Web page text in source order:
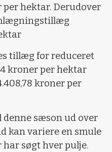
per hektar. Derudover
tillæg for reduceret
kroner per hektar
kroner per
sæson ud over
kan variere en smule
har søgt hver pulje.